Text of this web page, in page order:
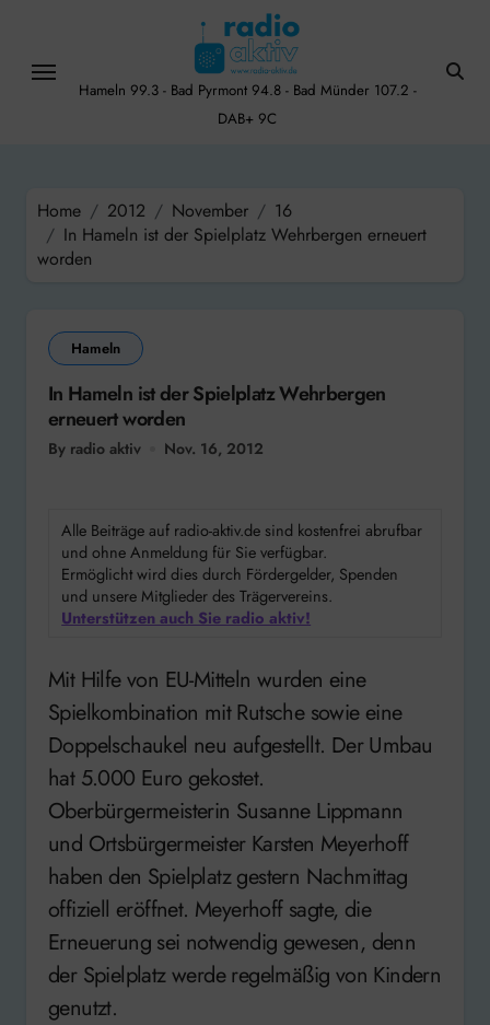
content
Hameln 99.3 - Bad Pyrmont 94.8 - Bad Münder 107.2 -
DAB+ 9C
Home 2012 November
16
In Hameln ist der Spielplatz Wehrbergen erneuert
worden
Hameln
In Hameln ist der Spielplatz Wehrbergen
erneuert worden
By radio aktiv Nov. 16, 2012
Alle Beiträge auf radio-aktiv.de sind kostenfrei abrufbar
und ohne Anmeldung für Sie verfügbar.
Ermöglicht wird dies durch Fördergelder, Spenden
und unsere Mitglieder des Trägervereins.
Unterstützen auch Sie radio aktiv!
Mit Hilfe von EU-Mitteln wurden eine
Spielkombination mit Rutsche sowie eine
Doppelschaukel neu aufgestellt. Der Umbau
hat 5.000 Euro gekostet.
Oberbürgermeisterin Susanne Lippmann
und Ortsbürgermeister Karsten Meyerhoff
haben den Spielplatz gestern Nachmittag
offiziell eröffnet. Meyerhoff sagte, die
Erneuerung sei notwendig gewesen, denn
der Spielplatz werde regelmäßig von Kindern
genutzt.